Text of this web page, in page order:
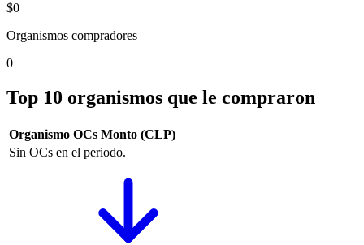
$0
Organismos compradores
0
Top 10 organismos que le compraron
Organismo OCs Monto (CLP)
Sin OCs en el periodo.